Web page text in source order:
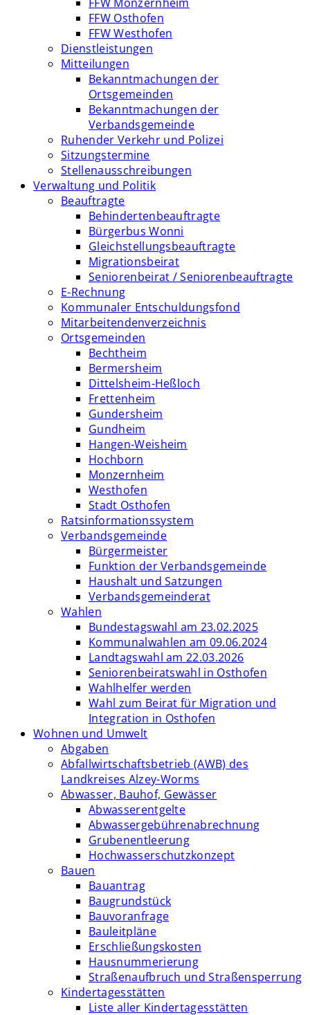
FFW Osthofen
FFW Westhofen
Dienstleistungen
Mitteilungen
Bekanntmachungen der
Ortsgemeinden
Bekanntmachungen der
Verbandsgemeinde
Ruhender Verkehr und Polizei
Sitzungstermine
Stellenausschreibungen
Verwaltung und Politik
Beauftragte
Behindertenbeauftragte
Bürgerbus Wonni
Gleichstellungsbeauftragte
Migrationsbeirat
Seniorenbeirat / Seniorenbeauftragte
E-Rechnung
Kommunaler Entschuldungsfond
Mitarbeitendenverzeichnis
Ortsgemeinden
Bechtheim
Bermersheim
Dittelsheim-Heßloch
Frettenheim
Gundersheim
Gundheim
Hangen-Weisheim
Hochborn
Monzernheim
Westhofen
Stadt Osthofen
Ratsinformationssystem
Verbandsgemeinde
Bürgermeister
Funktion der Verbandsgemeinde
Haushalt und Satzungen
Verbandsgemeinderat
Wahlen
Bundestagswahl am 23.02.2025
Kommunalwahlen am 09.06.2024
Landtagswahl am 22.03.2026
Seniorenbeiratswahl in Osthofen
Wahlhelfer werden
Wahl zum Beirat für Migration und
Integration in Osthofen
Wohnen und Umwelt
Abgaben
Abfallwirtschaftsbetrieb (AWB) des
Landkreises Alzey-Worms
Abwasser, Bauhof, Gewässer
Abwasserentgelte
Abwassergebührenabrechnung
Grubenentleerung
Hochwasserschutzkonzept
Bauen
Bauantrag
Baugrundstück
Bauvoranfrage
Bauleitpläne
Erschließungskosten
Hausnummerierung
Straßenaufbruch und Straßensperrung
Kindertagesstätten
Liste aller Kindertagesstätten